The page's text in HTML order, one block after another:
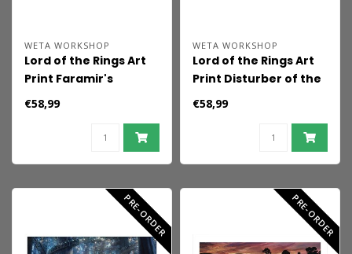
WETA WORKSHOP
Lord of the Rings Art
Print Faramir's
Charge 59 x 30 cm
€58,99
WETA WORKSHOP
Lord of the Rings Art
Print Disturber of the
Peace 59 x 30 cm
€58,99
PRE-ORDER PRE-ORDER